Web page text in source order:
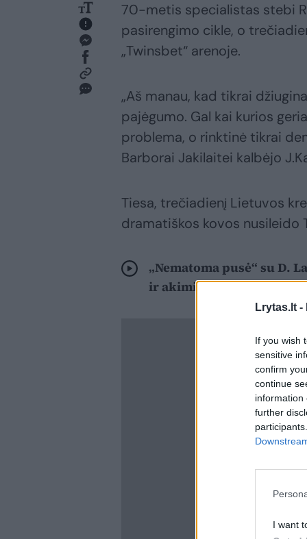
Lrytas.lt -
If you wish
sensitive
confirm
continue
information
further
I want
70-metis specialistas stebi
pasirengimo cikle, o
„Twinsbet“ arenoje.
„Aš manau, kad tikrai
pajėgumo. Gal kai kurios
problema, o rinktinė tikrai
Barborai Jakilaitei kalbėjo
Tiesa, trečiadienį Lietuvos
dramatiškos kovos nusileido
„Nematoma pusė“ su
ir akimirkos